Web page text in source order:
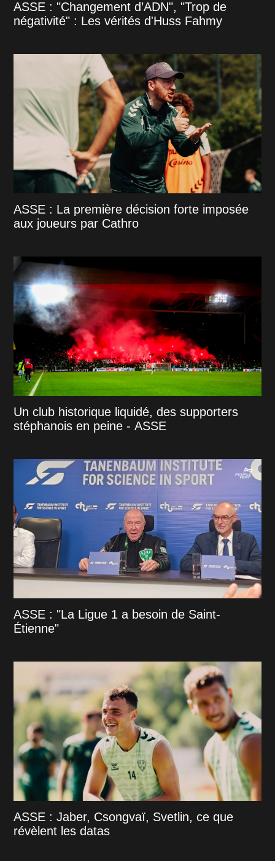
ASSE : "Changement d’ADN", "Trop de
négativité" : Les vérités d'Huss Fahmy
ASSE : La première décision forte imposée
aux joueurs par Cathro
Un club historique liquidé, des supporters
stéphanois en peine - ASSE
ASSE : "La Ligue 1 a besoin de Saint-
Étienne"
ASSE : Jaber, Csongvaï, Svetlin, ce que
révèlent les datas